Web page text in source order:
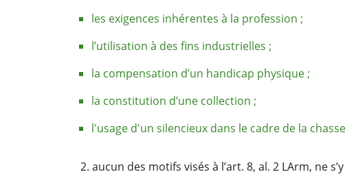
les exigences inhérentes à la profession ;
l’utilisation à des fins industrielles ;
la compensation d’un handicap physique ;
la constitution d’une collection ;
l'usage d'un silencieux dans le cadre de la
2. aucun des motifs visés à l’art. 8, al. 2 LArm, ne